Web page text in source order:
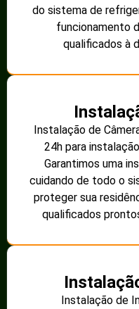
do sistema de
funcionamento
qualificados à
Instalação de
24h para
Garantimos uma
cuidando de todo o
proteger sua
qualificados
Instalação de